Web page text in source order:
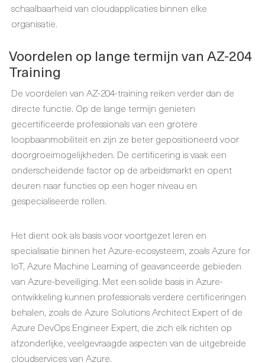
schaalbaarheid van cloudapplicaties binnen elke
organisatie.
Voordelen op lange termijn van AZ-204
Training
De voordelen van AZ-204-training reiken verder dan de
directe functie. Op de lange termijn genieten
gecertificeerde professionals van een grotere
loopbaanmobiliteit en zijn ze beter gepositioneerd voor
doorgroeimogelijkheden. De certificering is vaak een
onderscheidende factor op de arbeidsmarkt en opent
deuren naar functies op een hoger niveau en
gespecialiseerde rollen.
Het dient ook als basis voor voortgezet leren en
specialisatie binnen het Azure-ecosysteem, zoals Azure for
IoT, Azure Machine Learning of geavanceerde gebieden
van Azure-beveiliging. Met een solide basis in Azure-
ontwikkeling kunnen professionals verdere certificeringen
behalen, zoals de Azure Solutions Architect Expert of de
Azure DevOps Engineer Expert, die zich elk richten op
afzonderlijke, veelgevraagde aspecten van de uitgebreide
cloudservices van Azure.